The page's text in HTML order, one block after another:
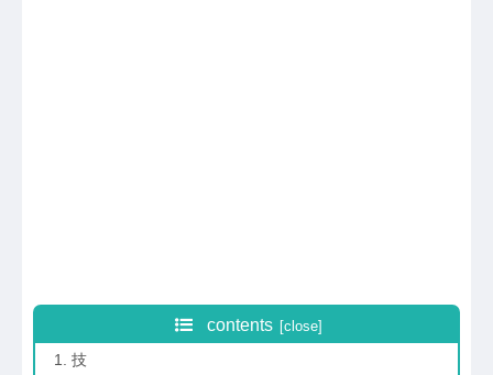
contents
技